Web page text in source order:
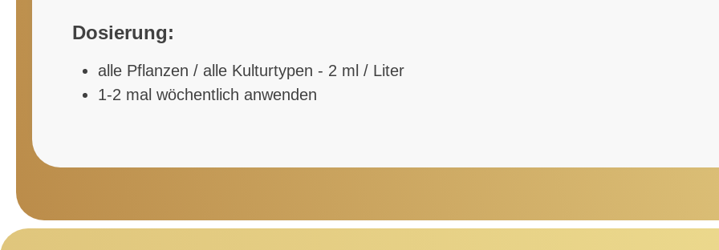
Dosierung:
alle Pflanzen / alle Kulturtypen - 2 ml / Liter
1-2 mal wöchentlich anwenden